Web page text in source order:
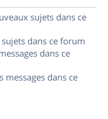
sujets dans ce
dans ce forum
dans ce
messages dans ce